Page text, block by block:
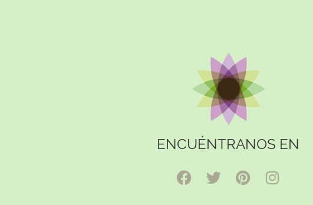
ENCUÉNTRANOS EN